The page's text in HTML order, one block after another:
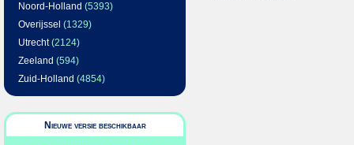
Noord-Holland (5393)
Overijssel (1329)
Utrecht(2124)
Zeeland (594)
Zuid-Holland (4854)
Nieuwe versie beschikbaar